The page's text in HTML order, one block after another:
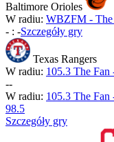
Baltimore Orioles
W radiu: WBZFM - The
- : -Szczegóły gry
Texas Rangers
W radiu: 105.3 The
--
W radiu: 105.3 The
98.5
Szczegóły gry